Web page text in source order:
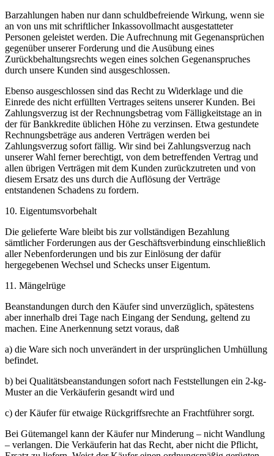
Barzahlungen haben nur dann schuldbefreiende Wirkung, wenn sie
an von uns mit schriftlicher Inkassovollmacht ausgestatteter
Personen geleistet werden. Die Aufrechnung mit Gegenansprüchen
gegenüber unserer Forderung und die Ausübung eines
Zurückbehaltungsrechts wegen eines solchen Gegenanspruches
durch unsere Kunden sind ausgeschlossen.
Ebenso ausgeschlossen sind das Recht zu Widerklage und die
Einrede des nicht erfüllten Vertrages seitens unserer Kunden. Bei
Zahlungsverzug ist der Rechnungsbetrag vom Fälligkeitstage an in
der für Bankkredite üblichen Höhe zu verzinsen. Etwa gestundete
Rechnungsbeträge aus anderen Verträgen werden bei
Zahlungsverzug sofort fällig. Wir sind bei Zahlungsverzug nach
unserer Wahl ferner berechtigt, von dem betreffenden Vertrag und
allen übrigen Verträgen mit dem Kunden zurückzutreten und von
diesem Ersatz des uns durch die Auflösung der Verträge
entstandenen Schadens zu fordern.
10. Eigentumsvorbehalt
Die gelieferte Ware bleibt bis zur vollständigen Bezahlung
sämtlicher Forderungen aus der Geschäftsverbindung einschließlich
aller Nebenforderungen und bis zur Einlösung der dafür
hergegebenen Wechsel und Schecks unser Eigentum.
11. Mängelrüge
Beanstandungen durch den Käufer sind unverzüglich, spätestens
aber innerhalb drei Tage nach Eingang der Sendung, geltend zu
machen. Eine Anerkennung setzt voraus, daß
a) die Ware sich noch unverändert in der ursprünglichen Umhüllung
befindet.
b) bei Qualitätsbeanstandungen sofort nach Feststellungen ein 2-kg-
Muster an die Verkäuferin gesandt wird und
c) der Käufer für etwaige Rückgriffsrechte an Frachtführer sorgt.
Bei Gütemangel kann der Käufer nur Minderung – nicht Wandlung
– verlangen. Die Verkäuferin hat das Recht, aber nicht die Pflicht,